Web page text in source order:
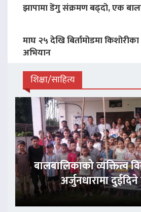
झापामा डेंगु संक्रमण बढ्दो, एक
माघ २५ देखि बिर्तामोडमा
अभियान
शिक्षा/साहित्य
बालबालिकाको व्यक्तित्व
अर्जुनधारामा